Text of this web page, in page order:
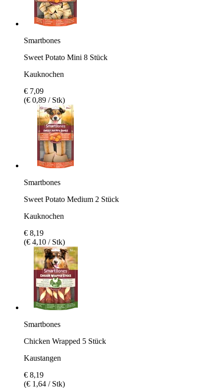
Smartbones
Sweet Potato Mini 8 Stück
Kauknochen
€ 7,09
(€ 0,89 / Stk)
Smartbones
Sweet Potato Medium 2 Stück
Kauknochen
€ 8,19
(€ 4,10 / Stk)
Smartbones
Chicken Wrapped 5 Stück
Kaustangen
€ 8,19
(€ 1,64 / Stk)